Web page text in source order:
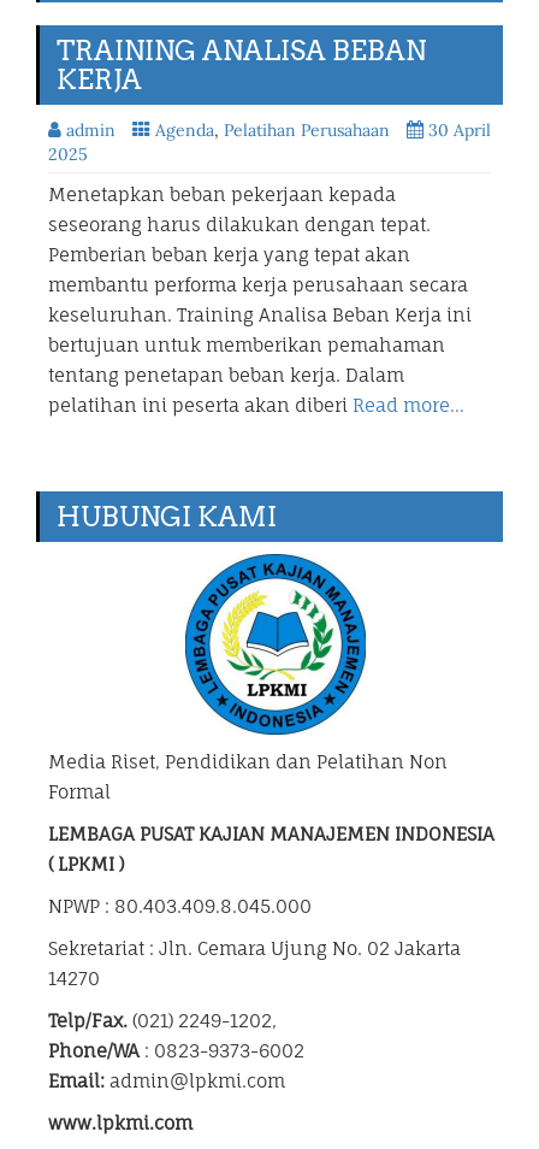
TRAINING ANALISA BEBAN
KERJA
admin Agenda, Pelatihan Perusahaan
30 April
2025
Menetapkan beban pekerjaan kepada
seseorang harus dilakukan dengan tepat.
Pemberian beban kerja yang tepat akan
membantu performa kerja perusahaan secara
keseluruhan. Training Analisa Beban Kerja ini
bertujuan untuk memberikan pemahaman
tentang penetapan beban kerja. Dalam
pelatihan ini peserta akan diberi Read more…
HUBUNGI KAMI
Media Riset, Pendidikan dan Pelatihan Non
Formal
LEMBAGA PUSAT KAJIAN MANAJEMEN INDONESIA
( LPKMI )
NPWP : 80.403.409.8.045.000
Sekretariat : Jln. Cemara Ujung No. 02 Jakarta
14270
Telp/Fax. (021) 2249-1202,
Phone/WA: 0823-9373-6002
Email: admin@lpkmi.com
www.lpkmi.com